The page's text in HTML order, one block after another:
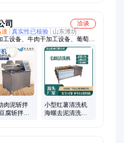
司
洽谈
速 真实性已核验
山东潍坊
工设备、牛肉干加工设备、葡萄
设备、酱腌菜加工设备、净菜加工
加工设备、卤肉加工设备、打浆
机、拌馅机、cip清洗机、烟熏
层锅、甩水机、切肉机、盐水注射
肉泥斩拌
腐斩拌机
小型红薯清洗机
海螺去泥清洗设